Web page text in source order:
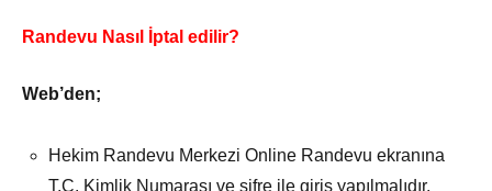
Randevu Nasıl İptal edilir?
Web’den;
Hekim Randevu Merkezi Online Randevu ekranına
T.C. Kimlik Numarası ve şifre ile giriş yapılmalıdır.